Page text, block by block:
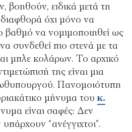
βοηθούν, ειδικά μετά τη
όχι μόνο να
βαθμό να νομιμοποιηθεί ως
συνδεθεί πιο στενά με τα
μπλε κολάρων. Το αρχικό
της είναι μια
Πανομοιότυπη
μήνυμα τουκ.
είναι σαφές: Δεν
“ανέγγιχτοι”.